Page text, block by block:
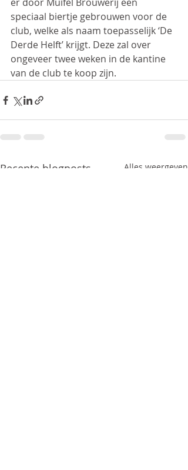
speciaal biertje gebrouwen voor de
club, welke als naam toepasselijk ‘De
Derde Helft’ krijgt. Deze zal over
ongeveer twee weken in de kantine
van de club te koop zijn.
Recente blogposts Alles weergeven